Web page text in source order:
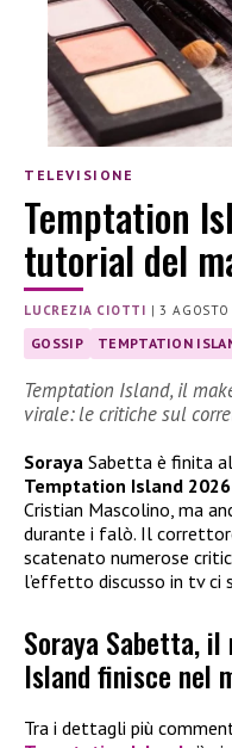
TELEVISIONE
Temptation
tutorial del
LUCREZIA CIOTTI |3
GOSSIP TEMPTATION
Temptation Island, il
virale: le critiche sul
Soraya Sabetta è finita
Temptation Island 2026
Cristian Mascolino, ma
durante i falò. Il
scatenato numerose
l’effetto discusso in tv ci
Soraya Sabetta,
Island finisce nel
Tra i dettagli più